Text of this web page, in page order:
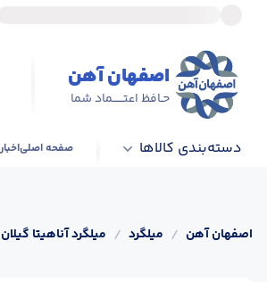
اصفهان آهن
حـافظ اعتــــــماد شما
دسته‌بندی کالاها صفحه اصلی
اصفهان آهن / میلگرد / میلگرد آناهیتا گیلان